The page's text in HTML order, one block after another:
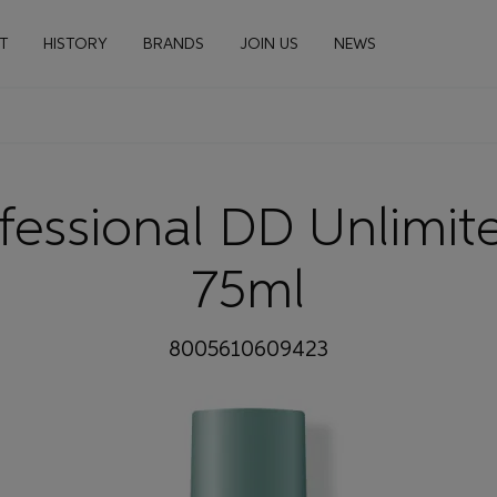
navigation
HISTORY BRANDS JOIN US NEWS
DD
75ml
8005610609423